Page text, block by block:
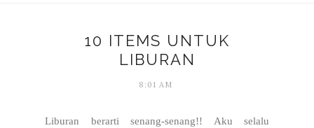
10 ITEMS UNTUK
LIBURAN
8:01 AM
Liburan berarti senang-senang!! Aku selalu